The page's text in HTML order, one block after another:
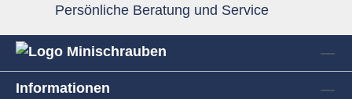
Persönliche Beratung und Service
Informationen